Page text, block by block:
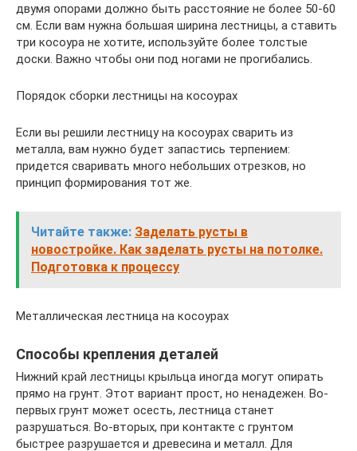
двумя опорами должно быть расстояние не более 50-60
см. Если вам нужна большая ширина лестницы, а ставить
три косоура не хотите, используйте более толстые
доски. Важно чтобы они под ногами не прогибались.
Порядок сборки лестницы на косоурах
Если вы решили лестницу на косоурах сварить из
металла, вам нужно будет запастись терпением:
придется сваривать много небольших отрезков, но
принцип формирования тот же.
Читайте также: Заделать русты в
новостройке. Как заделать русты на потолке.
Подготовка к процессу
Металлическая лестница на косоурах
Способы крепления деталей
Нижний край лестницы крыльца иногда могут опирать
прямо на грунт. Этот вариант прост, но ненадежен. Во-
первых грунт может осесть, лестница станет
разрушаться. Во-вторых, при контакте с грунтом
быстрее разрушается и древесина и металл. Для